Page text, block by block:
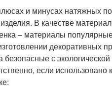
и минусах натяжных
В качестве
– материалы
декоративных
безопасные с
если